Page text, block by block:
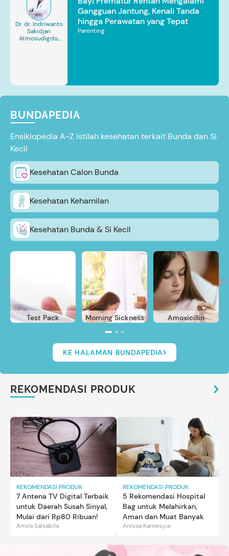
Dr. dr. Indriwanto
Sakidjan
Atmosudigdo,
Gangguan Jantung, Kenali Tanda
hingga Perawatan yang Tepat
Parenting
BUNDAPEDIA
Ensiklopedia A-Z istilah kesehatan terkait Bunda dan Si
Kecil
Kesehatan Calon Bunda
Kesehatan Kehamilan
Kesehatan Bunda & Si Kecil
Test Pack Morning Sickness Amoxicillin
KE HALAMAN BUNDAPEDIA
REKOMENDASI PRODUK
REKOMENDASI PRODUK
7 Antena TV Digital Terbaik
untuk Daerah Susah Sinyal,
Mulai dari Rp80 Ribuan!
Amira Salsabila
REKOMENDASI PRODUK
5 Rekomendasi Hospital
Bag untuk Melahirkan,
Aman dan Muat Banyak
Annisa Karnesyia